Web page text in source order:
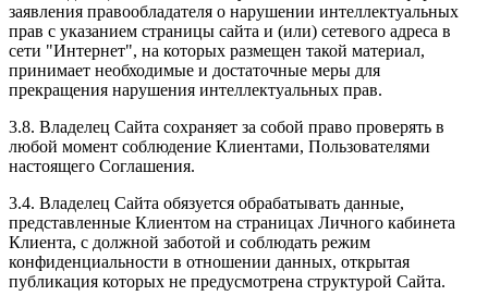
заявления правообладателя о нарушении интеллектуальных
прав с указанием страницы сайта и (или) сетевого адреса в
сети "Интернет", на которых размещен такой материал,
принимает необходимые и достаточные меры для
прекращения нарушения интеллектуальных прав.
3.8. Владелец Сайта сохраняет за собой право проверять в
любой момент соблюдение Клиентами, Пользователями
настоящего Соглашения.
3.4. Владелец Сайта обязуется обрабатывать данные,
представленные Клиентом на страницах Личного кабинета
Клиента, с должной заботой и соблюдать режим
конфиденциальности в отношении данных, открытая
публикация которых не предусмотрена структурой Сайта.